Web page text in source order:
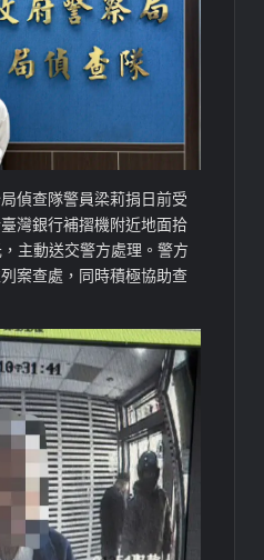
偵查隊警員梁莉捐日前受
灣銀行補摺機附近地面拾
主動送交警方處理。警方
案查處，同時積極協助查